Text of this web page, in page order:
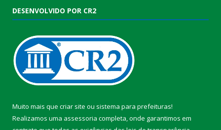
DESENVOLVIDO POR CR2
Muito mais que criar site ou sistema para prefeituras!
Realizamos uma assessoria completa, onde garantimos em